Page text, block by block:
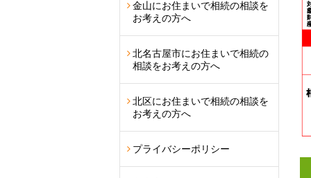
金山にお住まいで相続の相談を
お考えの方へ
北名古屋市にお住まいで相続の
相談をお考えの方へ
北区にお住まいで相続の相談を
お考えの方へ
プライバシーポリシー